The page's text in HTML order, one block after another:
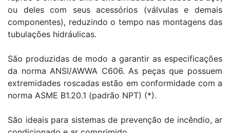
ou deles com seus acessórios (válvulas e demais
componentes), reduzindo o tempo nas montagens das
tubulações hidráulicas.
São produzidas de modo a garantir as especificações
da norma ANSI/AWWA C606. As peças que possuem
extremidades roscadas estão em conformidade com a
norma ASME B1.20.1 (padrão NPT) (*).
São ideais para sistemas de prevenção de incêndio, ar